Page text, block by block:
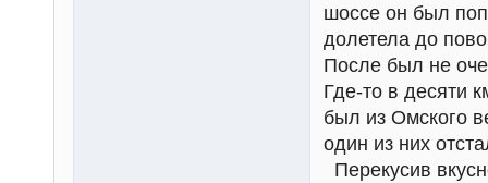
шоссе он был
долетела до
После был не
Где-то в десяти
был из Омского
один из них
Перекусив